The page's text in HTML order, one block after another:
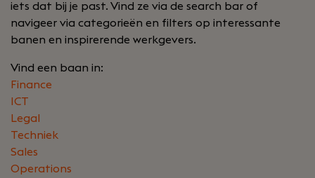
iets dat bij je past. Vind ze via de search bar of
navigeer via categorieën en filters op interessante
banen en inspirerende werkgevers.
Vind een baan in:
Finance
ICT
Legal
Techniek
Sales
Operations